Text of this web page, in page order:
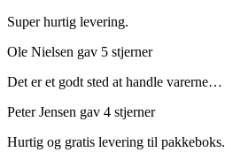
Super hurtig levering.
Ole Nielsen gav 5 stjerner
Det er et godt sted at handle varerne…
Peter Jensen gav 4 stjerner
Hurtig og gratis levering til pakkeboks.